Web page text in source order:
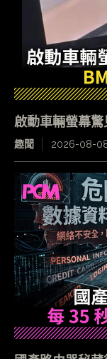
啟動車輛螢幕
趣聞 2026-08-